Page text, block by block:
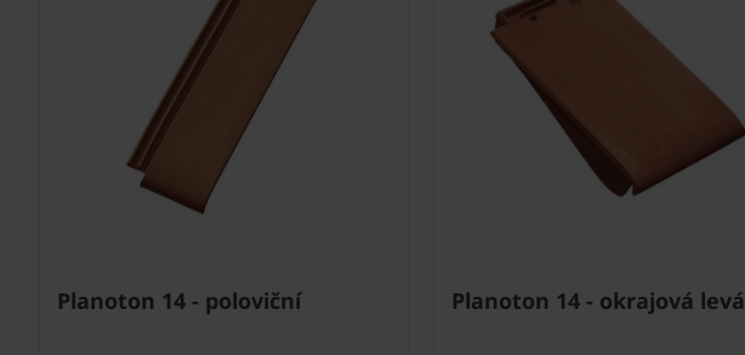
Planoton 14 - poloviční Planoton 14 - okrajová levá
Next